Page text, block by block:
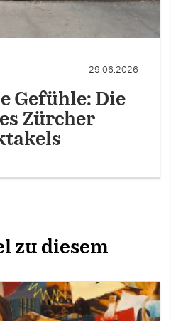
29.06.2026
Gefühle: Die
Zürcher
zu diesem